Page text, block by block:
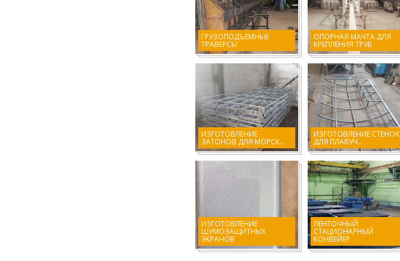
ГРУЗОПОДЪЕМНЫЕ
ТРАВЕРСЫ
ОПОРНАЯ МАЧТА ДЛЯ
КРЕПЛЕНИЯ ТРУБ
ИЗГОТОВЛЕНИЕ
ЗАТОНОВ ДЛЯ МОРСК...
ИЗГОТОВЛЕНИЕ СТЕНОК
ДЛЯ ПЛАВУЧ...
ИЗГОТОВЛЕНИЕ
ШУМОЗАЩИТНЫХ
ЭКРАНОВ
ЛЕНТОЧНЫЙ
СТАЦИОНАРНЫЙ
КОНВЕЙЕР